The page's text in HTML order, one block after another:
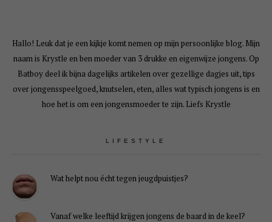
Hallo! Leuk dat je een kijkje komt nemen op mijn persoonlijke blog. Mijn
naam is Krystle en ben moeder van 3 drukke en eigenwijze jongens. Op
Batboy deel ik bijna dagelijks artikelen over gezellige dagjes uit, tips
over jongensspeelgoed, knutselen, eten, alles wat typisch jongens is en
hoe het is om een jongensmoeder te zijn. Liefs Krystle
LIFESTYLE
Wat helpt nou écht tegen jeugdpuistjes?
Vanaf welke leeftijd krijgen jongens de baard in de keel?